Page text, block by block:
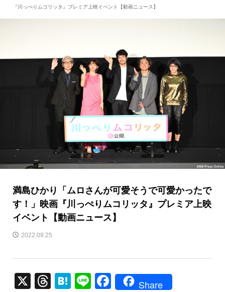
『川っぺりムコリッタ』プレミア上映イベント【動画ニュース】
満島ひかり「ムロさんが可愛そうで可愛かったで
す！」映画『川っぺりムコリッタ』プレミア上映
イベント【動画ニュース】
2022.09.25
X
T
H
Li
F
Share